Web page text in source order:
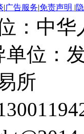
|广告服务|免责声明 |
：中华
位：
所